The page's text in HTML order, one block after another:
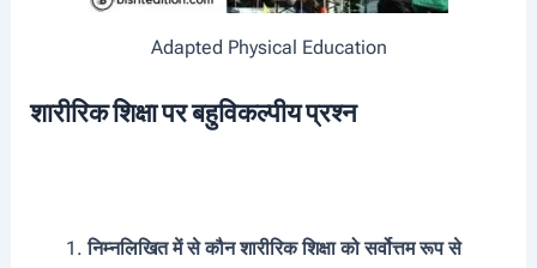
Adapted Physical Education
शारीरिक शिक्षा पर बहुविकल्पीय प्रश्न
निम्नलिखित में से कौन शारीरिक शिक्षा को सर्वोत्तम रूप से